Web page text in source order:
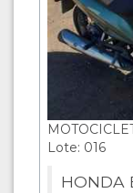
Lote: 016
HONDA